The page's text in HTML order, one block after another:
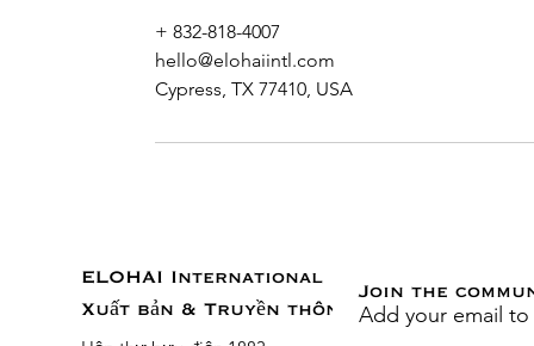
+ 832-818-4007
hello@elohaiintl.com
Cypress, TX 77410, USA
ELOHAI International
Xuất bản & Truyền thông
Join the
Add your email